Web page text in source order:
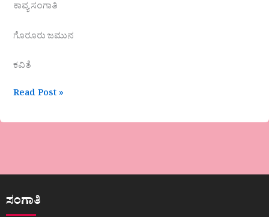
ಕಾವ್ಯ ಸಂಗಾತಿ
ಗೊರೂರು ಜಮುನ
ಕವಿತೆ
Read Post »
ಸಂಗಾತಿ